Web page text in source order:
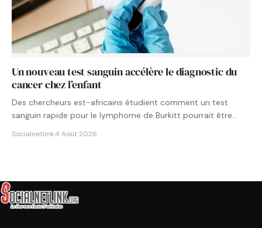
Un nouveau test sanguin accélère le diagnostic du
cancer chez l’enfant
Des chercheurs est-africains étudient comment un test
sanguin rapide pour le lymphome de Burkitt pourrait être
Socialnetlink·4 Août 2026